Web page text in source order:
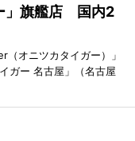
」旗艦店 国内2
オニツカタイガー）」
ガー 名古屋」（名古屋